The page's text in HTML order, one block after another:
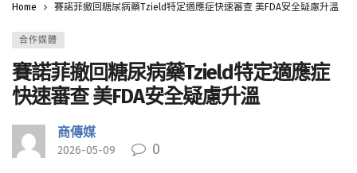
Home 賽諾菲撤回糖尿病藥Tzield特定適應症快速審查 美FDA安全疑慮升溫
合作媒體
賽諾菲撤回糖尿病藥Tzield特定適應症
快速審查 美FDA安全疑慮升溫
商傳媒
2026-05-09 0